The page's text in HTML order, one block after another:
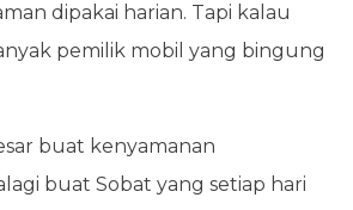
dipakai harian. Tapi kalau
pemilik mobil yang bingung
buat kenyamanan
buat Sobat yang setiap hari